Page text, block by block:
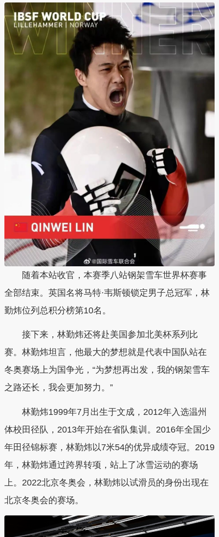
随着本站收官，本赛季八站钢架雪车世界杯赛事
全部结束。英国名将马特·韦斯顿锁定男子总冠军，林
勤炜位列总积分榜第10名。
接下来，林勤炜还将赴美国参加北美杯系列比
赛。林勤炜坦言，他最大的梦想就是代表中国队站在
冬奥赛场上为国争光，“为梦想再出发，我的钢架雪车
之路还长，我会更加努力。”
林勤炜1999年7月出生于文成，2012年入选温州
体校田径队，2013年开始在省队集训。2016年全国少
年田径锦标赛，林勤炜以7米54的优异成绩夺冠。2019
年，林勤炜通过跨界转项，站上了冰雪运动的赛场
上。2022北京冬奥会，林勤炜以试滑员的身份出现在
北京冬奥会的赛场。